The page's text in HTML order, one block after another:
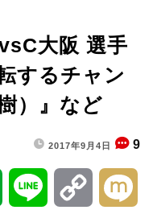
大阪 選手
するチャン
）』など
2017年9月4日 9